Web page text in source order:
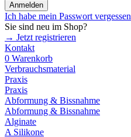
Anmelden
Ich habe mein Passwort vergessen
Sie sind neu im Shop?
→ Jetzt registrieren
Kontakt
0 Warenkorb
Verbrauchsmaterial
Praxis
Praxis
Abformung & Bissnahme
Abformung & Bissnahme
Alginate
A Silikone